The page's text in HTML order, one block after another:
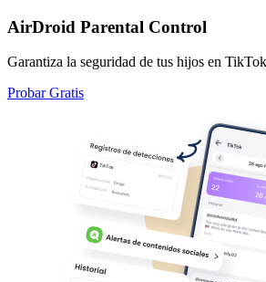
AirDroid Parental Control
Garantiza la seguridad de tus hijos en
Probar Gratis